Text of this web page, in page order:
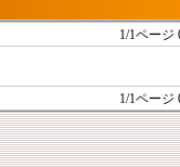
1/1ページ
1/1ページ